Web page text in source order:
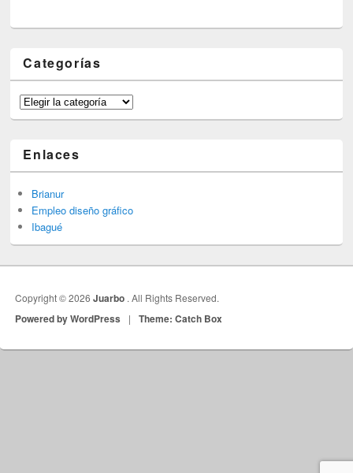
Categorías
Categorías
Enlaces
Brianur
Empleo diseño gráfico
Ibagué
Copyright © 2026Juarbo . All Rights Reserved.
Powered by WordPress | Theme: Catch Box